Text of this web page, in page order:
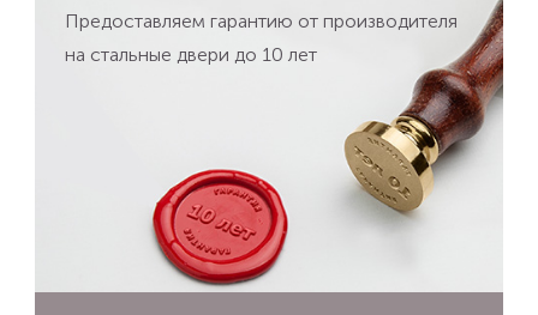
Предоставляем гарантию от производителя
на стальные двери до 10 лет